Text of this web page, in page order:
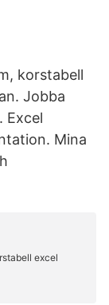
korstabell
Jobba
Excel
Mina